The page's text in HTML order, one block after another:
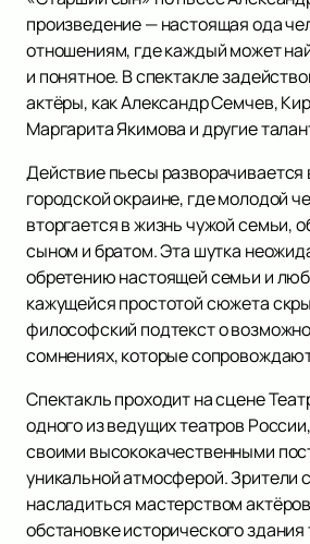
произведение — настоящая ода
отношениям, где каждый может
и понятное. В спектакле
актёры, как Александр Семчев,
Маргарита Якимова и другие
Действие пьесы разворачивается
городской окраине, где молодой
вторгается в жизнь чужой семьи,
сыном и братом. Эта шутка
обретению настоящей семьи и
кажущейся простотой сюжета
философский подтекст о
сомнениях, которые
Спектакль проходит на сцене
одного из ведущих театров
своими высококачественными
уникальной атмосферой. Зрители
насладиться мастерством
обстановке исторического здания